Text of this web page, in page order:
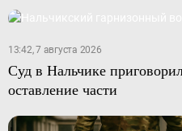
13:42, 7 августа 2026
Суд в Нальчике
оставление части